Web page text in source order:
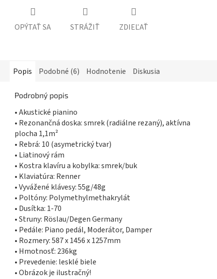
OPÝTAŤ SA STRÁŽIŤ ZDIEĽAŤ
Popis Podobné (6) Hodnotenie Diskusia
Podrobný popis
• Akustické pianino
• Rezonančná doska: smrek (radiálne rezaný), aktívna
plocha 1,1m²
• Rebrá: 10 (asymetrický tvar)
• Liatinový rám
• Kostra klavíru a kobylka: smrek/buk
• Klaviatúra: Renner
• Vyvážené klávesy: 55g/48g
• Poltóny: Polymethylmethakrylát
• Dusítka: 1-70
• Struny: Röslau/Degen Germany
• Pedále: Piano pedál, Moderátor, Damper
• Rozmery: 587 x 1456 x 1257mm
• Hmotnosť: 236kg
• Prevedenie: lesklé biele
• Obrázok je ilustračný!